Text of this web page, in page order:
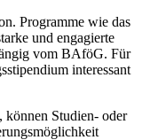
Programme wie das
und engagierte
vom BAföG. Für
interessant
Studien- oder